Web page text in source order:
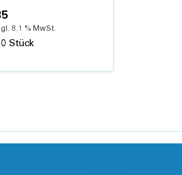
der
8.1 % MwSt.
Stück